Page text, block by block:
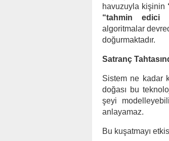
havuzuyla kişinin
“tahmin edici
algoritmalar
doğurmaktadır.
Satranç
Sistem ne kadar
doğası bu
şeyi
anlayamaz.
Bu kuşatmayı